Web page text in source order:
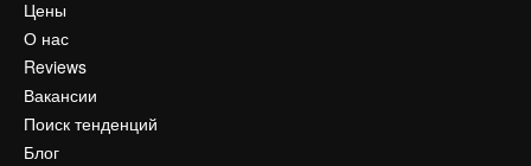
Цены
О нас
Reviews
Вакансии
Поиск тенденций
Блог